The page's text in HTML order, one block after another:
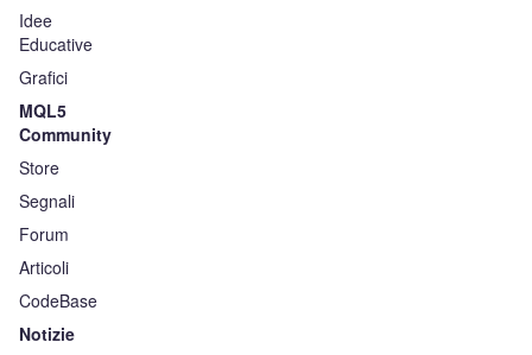
Idee
Educative
Grafici
MQL5
Community
Store
Segnali
Forum
Articoli
CodeBase
Notizie